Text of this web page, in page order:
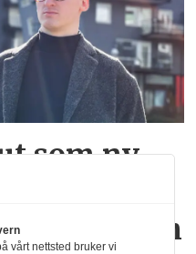
som ny
har den
posisjonen
vårt nettsted bruker vi